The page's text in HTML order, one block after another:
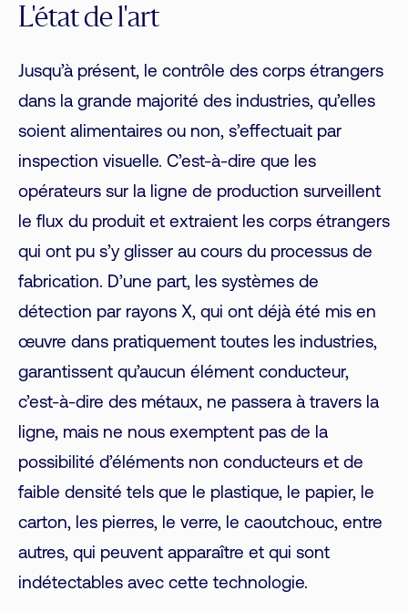
L'état de l'art
Jusqu’à présent, le contrôle des corps étrangers
dans la grande majorité des industries, qu’elles
soient alimentaires ou non, s’effectuait par
inspection visuelle. C’est-à-dire que les
opérateurs sur la ligne de production surveillent
le flux du produit et extraient les corps étrangers
qui ont pu s’y glisser au cours du processus de
fabrication. D’une part, les systèmes de
détection par rayons X, qui ont déjà été mis en
œuvre dans pratiquement toutes les industries,
garantissent qu’aucun élément conducteur,
c’est-à-dire des métaux, ne passera à travers la
ligne, mais ne nous exemptent pas de la
possibilité d’éléments non conducteurs et de
faible densité tels que le plastique, le papier, le
carton, les pierres, le verre, le caoutchouc, entre
autres, qui peuvent apparaître et qui sont
indétectables avec cette technologie.